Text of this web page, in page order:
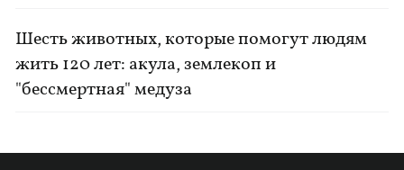
Шесть животных, которые помогут людям
жить 120 лет: акула, землекоп и
"бессмертная" медуза